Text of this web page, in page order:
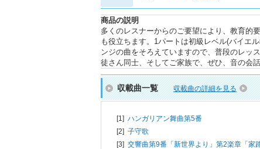
商品の説明
多くのレスナーからのご要望により、教育的
も役立ちます。1パートは初級レベル(バイエ
ンジの曲をそろえていますので、普段のレッ
徒さん同士、そしてご家族で、ぜひ、音の会
収載曲一覧 収載曲の詳細を見る
[1] ハンガリアン舞曲第5番
[2] 子守歌
[3] 交響曲第9番「新世界より」第2楽章「家路